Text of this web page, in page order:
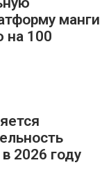
манги
на 100
2026 году